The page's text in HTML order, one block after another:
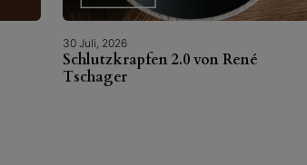
30 Juli, 2026
Schlutzkrapfen 2.0 von René
Tschager